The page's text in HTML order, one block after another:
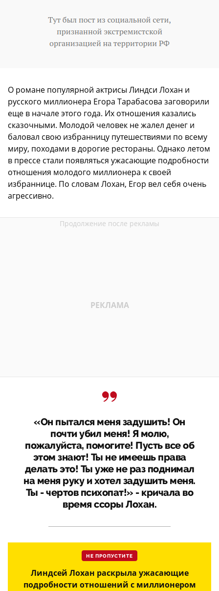
О романе популярной актрисы Линдси Лохан и
русского миллионера Егора Тарабасова заговорили
еще в начале этого года. Их отношения казались
сказочными. Молодой человек не жалел денег и
баловал свою избранницу путешествиями по всему
миру, походами в дорогие рестораны. Однако летом
в прессе стали появляться ужасающие подробности
отношения молодого миллионера к своей
избраннице. По словам Лохан, Егор вел себя очень
агрессивно.
«Он пытался меня задушить! Он
почти убил меня! Я молю,
пожалуйста, помогите! Пусть все об
этом знают! Ты не имеешь права
делать это! Ты уже не раз поднимал
на меня руку и хотел задушить меня.
Ты - чертов психопат!» - кричала во
время ссоры Лохан.
НЕ ПРОПУСТИТЕ
Линдсей Лохан раскрыла ужасающие
подробности отношений с миллионером